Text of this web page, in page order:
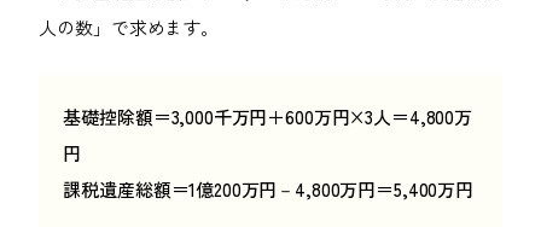
人の数」で求めます。
基礎控除額＝3,000千万円＋600万円×3人＝4,800万
円
課税遺産総額＝1億200万円－4,800万円＝5,400万円